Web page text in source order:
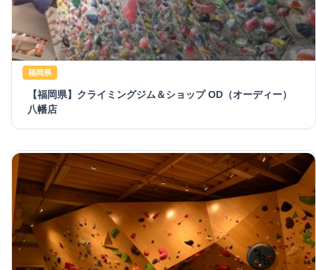
福岡県
【福岡県】クライミングジム＆ショップ OD（オーディー）
八幡店